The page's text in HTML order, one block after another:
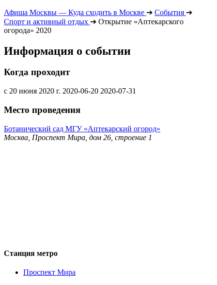
Афиша Москвы — Куда сходить в Москве ➔ События ➔
Спорт и активный отдых ➔ Открытие «Аптекарского
огорода» 2020
Информация о событии
Когда проходит
с 20 июня 2020 г. 2020-06-20 2020-07-31
Место проведения
Ботанический сад МГУ «Аптекарский огород»
Москва, Проспект Мира, дом 26, строение 1
Станция метро
Проспект Мира